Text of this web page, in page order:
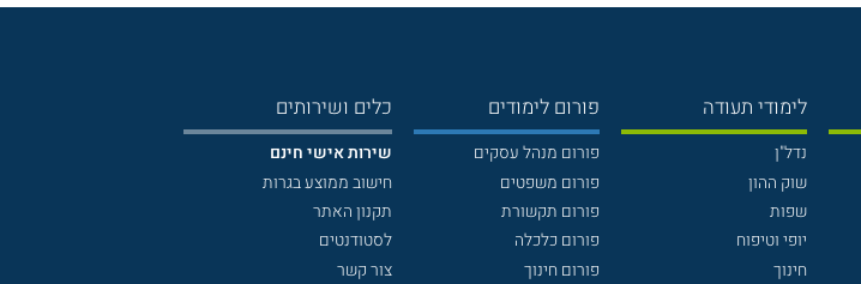
לימודי תעודה
נדל"ן
שוק ההון
שפות
יופי וטיפוח
חינוך
פורום לימודים
פורום מנהל עסקים
פורום משפטים
פורום תקשורת
פורום כלכלה
פורום חינוך
כלים ושירותים
שירות אישי חינם
חישוב ממוצע בגרות
תקנון האתר
לסטודנטים
צור קשר